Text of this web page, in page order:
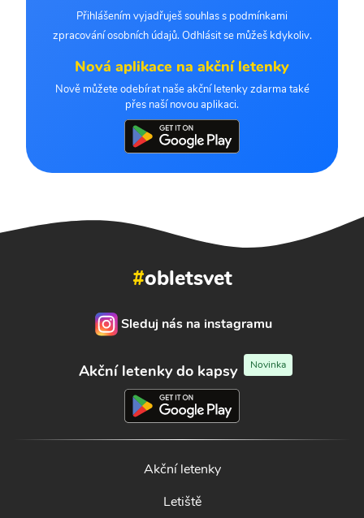
Přihlášením vyjadřuješ souhlas s podmínkami
zpracování osobních údajů. Odhlásit se můžeš kdykoliv.
Nová aplikace na akční letenky
Nově můžete odebírat naše akční letenky zdarma také
přes naší novou aplikaci.
#obletsvet
Sleduj nás na instagramu
Akční letenky do kapsy Novinka
Akční letenky
Letiště